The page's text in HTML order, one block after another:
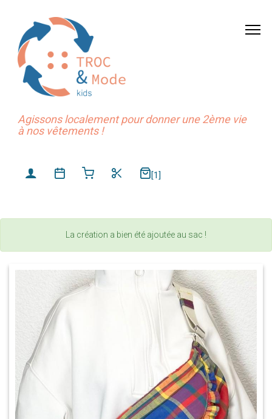
Agissons localement pour donner une 2ème vie
à nos vêtements !
[1]
La création a bien été ajoutée au sac !